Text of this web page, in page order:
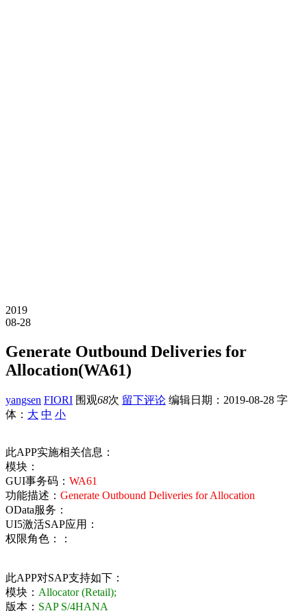
2019
08-28
Generate Outbound Deliveries for
Allocation(WA61)
yangsen FIORI 围观68次 留下评论 编辑日期： 2019-08-28 字
体： 大 中 小
此APP实施相关信息：
模块：
GUI事务码： WA61
功能描述： Generate Outbound Deliveries for Allocation
OData服务：
UI5激活SAP应用：
权限角色：：
此APP对SAP支持如下：
模块： Allocator (Retail);
版本： SAP S/4HANA